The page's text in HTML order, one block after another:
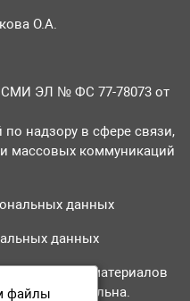
О.А.
СМИ ЭЛ № ФС 77-78073 от
надзору в сфере связи,
массовых коммуникаций
данных
данных
материалов
обязательна.
файлы